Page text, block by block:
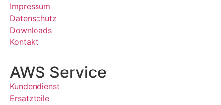
Impressum
Datenschutz
Downloads
Kontakt
AWS Service
Kundendienst
Ersatzteile